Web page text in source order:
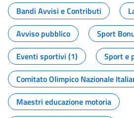
Bandi Avvisi e Contributi
Avviso pubblico
Sport
Eventi sportivi (1)
Sport e
Comitato Olimpico Nazionale
Maestri educazione motoria